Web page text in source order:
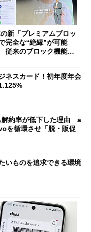
新「プレミアムブロッ
完全な“絶縁”が可能
従来のブロック機能と
ネスカード！初年度年会
解約率が低下した理由 a
を循環させ「脱・販促
いものを追求できる環境